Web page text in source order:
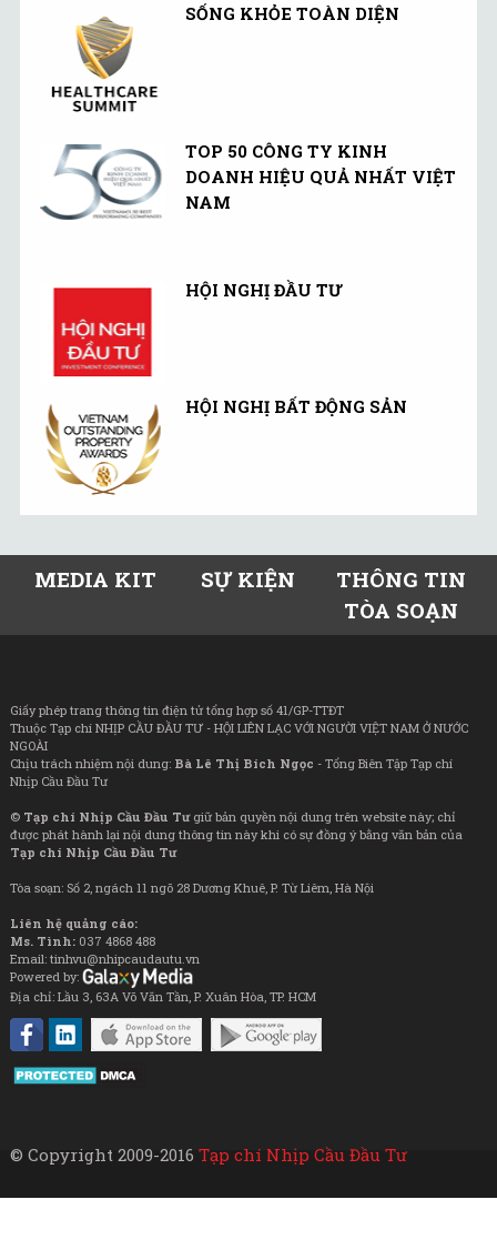
SỐNG KHỎE TOÀN DIỆN
TOP 50 CÔNG TY KINH
DOANH HIỆU QUẢ NHẤT VIỆT
NAM
HỘI NGHỊ ĐẦU TƯ
HỘI NGHỊ BẤT ĐỘNG SẢN
MEDIA KIT SỰ KIỆN
THÔNG TIN
TÒA SOẠN
Giấy phép trang thông tin điện tử tổng hợp số 41/GP-TTĐT
Thuộc Tạp chí NHỊP CẦU ĐẦU TƯ - HỘI LIÊN LẠC VỚI NGƯỜI VIỆT NAM Ở NƯỚC
NGOÀI
Chịu trách nhiệm nội dung: Bà Lê Thị Bích Ngọc - Tổng Biên Tập Tạp chí
Nhịp Cầu Đầu Tư
© Tạp chí Nhịp Cầu Đầu Tưgiữ bản quyền nội dung trên website này; chỉ
được phát hành lại nội dung thông tin này khi có sự đồng ý bằng văn bản của
Tạp chí Nhịp Cầu Đầu Tư
Tòa soạn: Số 2, ngách 11 ngõ 28 Dương Khuê, P. Từ Liêm, Hà Nội
Liên hệ quảng cáo:
Ms. Tình: 037 4868 488
Email: tinhvu@nhipcaudautu.vn
Powered by:
Địa chỉ: Lầu 3, 63A Võ Văn Tần, P. Xuân Hòa, TP. HCM
© Copyright 2009-2016 Tạp chí Nhịp Cầu Đầu Tư